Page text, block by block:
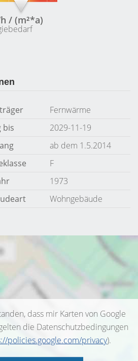
/ (m²*a)
Fernwärme
bis
2029-11-19
ab dem 1.5.2014
F
1973
Wohngebäude
dass mir Karten von Google
die Datenschutzbedingungen
policies.google.com/privacy).